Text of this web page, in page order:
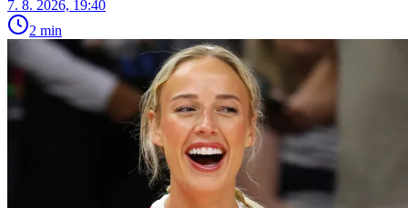
7. 8. 2026, 19:40
2 min